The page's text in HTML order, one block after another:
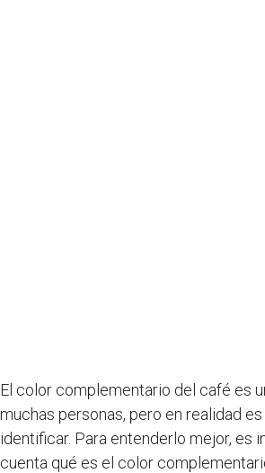
El color complementario del café es
muchas personas, pero en realidad
identificar. Para entenderlo mejor, es
cuenta qué es el color